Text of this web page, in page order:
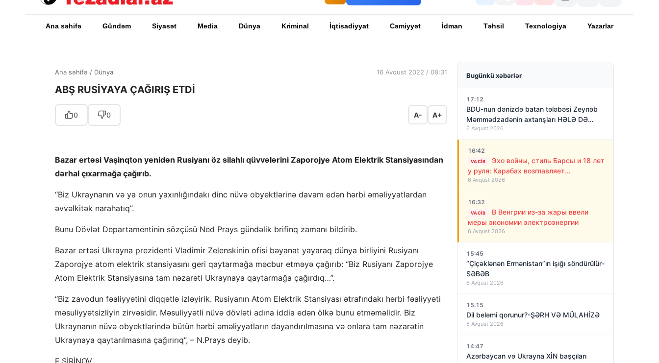
Ana səhifə Gündəm Siyasət Media Dünya Kriminal İqtisadiyyat Cəmiyyət İdman Təhsil Texnologiya Yazarlar
Ana səhifə / Dünya 16 Avqust 2022 / 08:31
ABŞ RUSİYAYA ÇAĞIRIŞ ETDİ
0 0 A- A+
Bazar ertəsi Vaşinqton yenidən Rusiyanı öz silahlı qüvvələrini Zaporojye Atom Elektrik Stansiyasından
dərhal çıxarmağa çağırıb.
“Biz Ukraynanın və ya onun yaxınlığındakı dinc nüvə obyektlərinə davam edən hərbi əməliyyatlardan
əvvəlkitək narahatıq”.
Bunu Dövlət Departamentinin sözçüsü Ned Prays gündəlik brifinq zamanı bildirib.
Bazar ertəsi Ukrayna prezidenti Vladimir Zelenskinin ofisi bəyanat yayaraq dünya birliyini Rusiyanı
Zaporojye atom elektrik stansiyasını geri qaytarmağa məcbur etməyə çağırıb: “Biz Rusiyanı Zaporojye
Atom Elektrik Stansiyasına tam nəzarəti Ukraynaya qaytarmağa çağırdıq…”.
“Biz zavodun fəaliyyətini diqqətlə izləyirik. Rusiyanın Atom Elektrik Stansiyası ətrafındakı hərbi fəaliyyəti
məsuliyyətsizliyin zirvəsidir. Məsuliyyətli nüvə dövləti adına iddia edən ölkə bunu etməməlidir. Biz
Ukraynanın nüvə obyektlərində bütün hərbi əməliyyatların dayandırılmasına və onlara tam nəzarətin
Ukraynaya qaytarılmasına çağırırıq”, – N.Prays deyib.
E.ŞİRİNOV
Bugünkü xəbərlər
17:12
BDU-nun dənizdə batan tələbəsi Zeynəb
Məmmədzadənin axtarışları HƏLƏ DƏ
NƏTİCƏSİZ QALIB!
6 Avqust 2026
16:42
VACIB
Эхо войны, стиль Барсы и 18 лет
у руля: Карабах возглавляет
“азербайджанский Алекс Фергюсон”
6 Avqust 2026
16:32
VACIB
В Венгрии из-за жары ввели
меры экономии электроэнергии
6 Avqust 2026
15:45
“Çiçəklənən Ermənistan”ın işığı söndürülür-
SƏBƏB
6 Avqust 2026
15:15
Dil beləmi qorunur?-ŞƏRH VƏ MÜLAHİZƏ
6 Avqust 2026
14:47
Azərbaycan və Ukrayna XİN başçıları